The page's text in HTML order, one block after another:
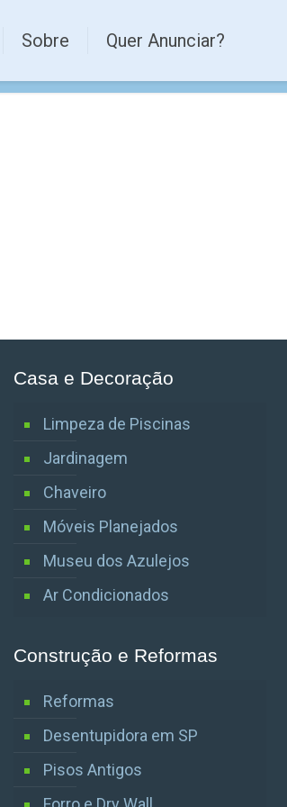
Sobre Quer Anunciar?
Casa e Decoração
Limpeza de Piscinas
Jardinagem
Chaveiro
Móveis Planejados
Museu dos Azulejos
Ar Condicionados
Construção e Reformas
Reformas
Desentupidora em SP
Pisos Antigos